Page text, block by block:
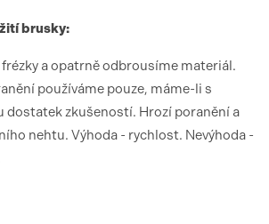
brusky:
a opatrně odbrousíme materiál.
používáme pouze, máme-li s
dostatek zkušeností. Hrozí poranění a
nehtu. Výhoda - rychlost. Nevýhoda -